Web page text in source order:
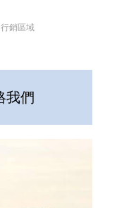
行銷區域
我們